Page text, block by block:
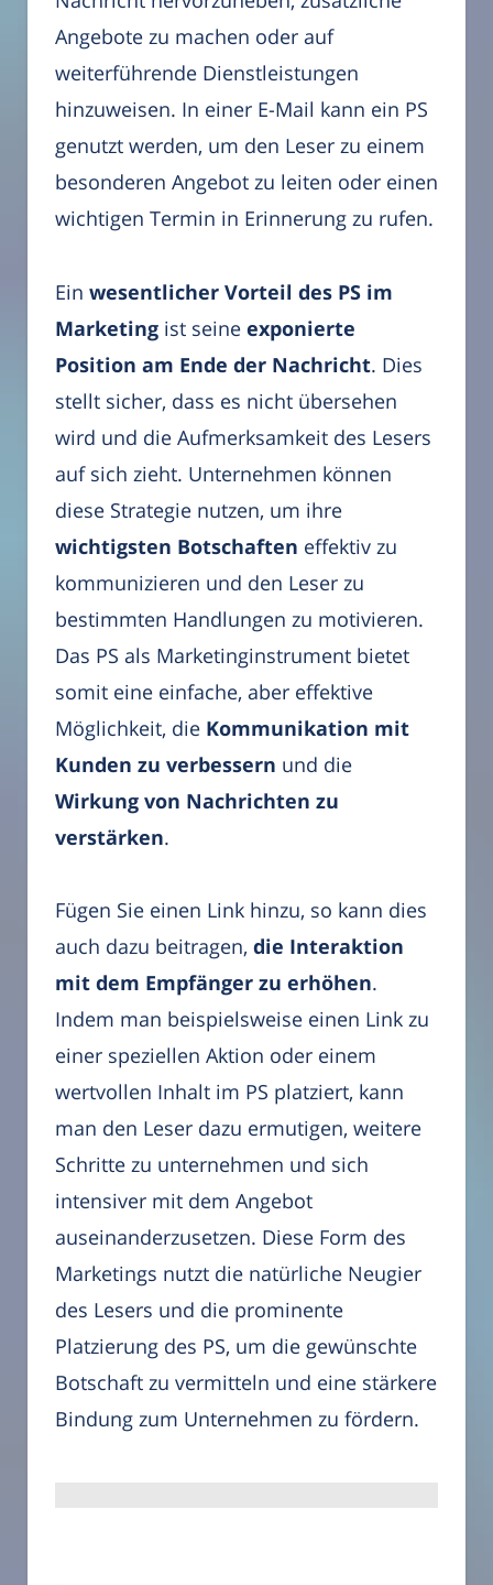
Angebote zu machen oder auf
weiterführende Dienstleistungen
hinzuweisen. In einer E-Mail kann ein PS
genutzt werden, um den Leser zu einem
besonderen Angebot zu leiten oder einen
wichtigen Termin in Erinnerung zu rufen.
Ein wesentlicher Vorteil des PS im
Marketing ist seine exponierte
Position am Ende der Nachricht. Dies
stellt sicher, dass es nicht übersehen
wird und die Aufmerksamkeit des Lesers
auf sich zieht. Unternehmen können
diese Strategie nutzen, um ihre
wichtigsten Botschaften effektiv zu
kommunizieren und den Leser zu
bestimmten Handlungen zu motivieren.
Das PS als Marketinginstrument bietet
somit eine einfache, aber effektive
Möglichkeit, die Kommunikation mit
Kunden zu verbessern und die
Wirkung von Nachrichten zu
verstärken.
Fügen Sie einen Link hinzu, so kann dies
auch dazu beitragen, die Interaktion
mit dem Empfänger zu erhöhen.
Indem man beispielsweise einen Link zu
einer speziellen Aktion oder einem
wertvollen Inhalt im PS platziert, kann
man den Leser dazu ermutigen, weitere
Schritte zu unternehmen und sich
intensiver mit dem Angebot
auseinanderzusetzen. Diese Form des
Marketings nutzt die natürliche Neugier
des Lesers und die prominente
Platzierung des PS, um die gewünschte
Botschaft zu vermitteln und eine stärkere
Bindung zum Unternehmen zu fördern.